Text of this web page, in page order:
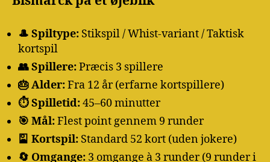
🎩 Spiltype: Stikspil / Whist-variant / Taktisk
kortspil
👥 Spillere:Præcis 3 spillere
🎂 Alder:Fra 12 år (erfarne kortspillere)
⏱️ Spilletid:45–60 minutter
🎯 Mål:Flest point gennem 9 runder
🎴 Kortspil: Standard 52 kort (uden jokere)
🔄 Omgange: 3 omgange à 3 runder (9 runder i